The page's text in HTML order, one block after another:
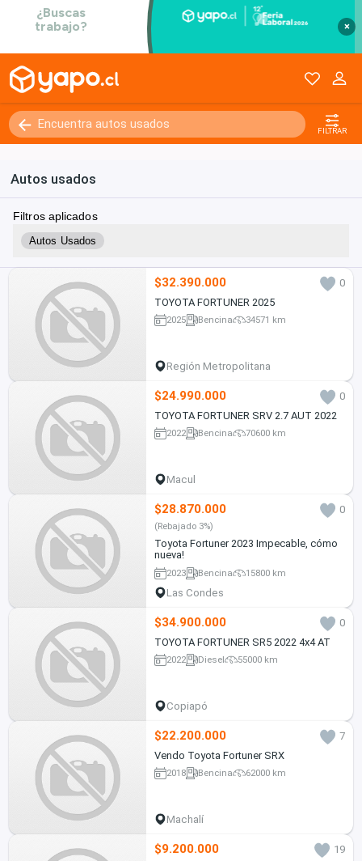
×
FILTRAR
Autos usados
Filtros aplicados
Autos Usados
$32.390.000
0
TOYOTA FORTUNER 2025
2025 Bencina 34571 km
Región Metropolitana
$24.990.000
0
TOYOTA FORTUNER SRV 2.7 AUT 2022
2022 Bencina 70600 km
Macul
$28.870.000 0
(Rebajado 3%)
Toyota Fortuner 2023 Impecable, cómo
nueva!
2023 Bencina 15800 km
Las Condes
$34.900.000
0
TOYOTA FORTUNER SR5 2022 4x4 AT
2022 Diesel 55000 km
Copiapó
$22.200.000
7
Vendo Toyota Fortuner SRX
2018 Bencina 62000 km
Machalí
$9.200.000
19